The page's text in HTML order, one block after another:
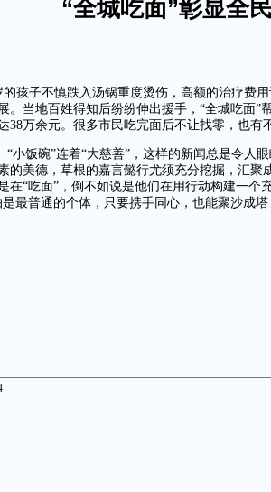
“全城吃面”彰显全
的孩子不慎跌入汤锅重度烫伤，高额的治疗费
。当地百姓得知后纷纷伸出援手，“全城吃面”
38万余元。很多市民吃完面后不让找零，也有
“小饭碗”连着“大慈善”，这样的新闻总是令人
的美德，草根的嘉言懿行尤须充分挖掘，汇聚
在“吃面”，倒不如说是他们在用行动构建一个
是最普通的个体，只要携手同心，也能聚沙成